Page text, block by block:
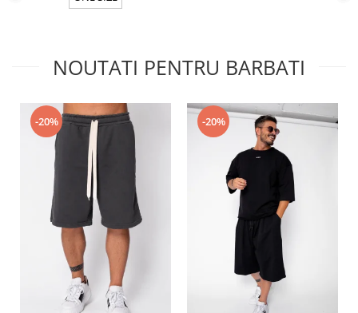
NOUTATI PENTRU BARBATI
-20% -20%